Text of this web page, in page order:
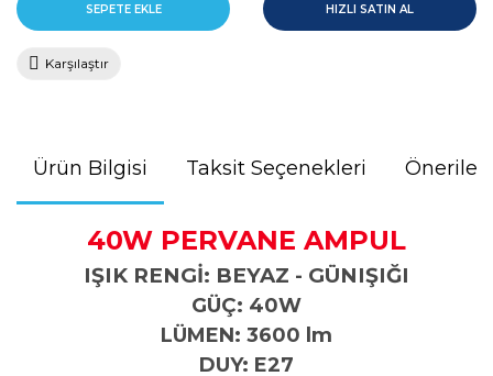
SEPETE EKLE HIZLI SATIN AL
Karşılaştır
Ürün Bilgisi Taksit Seçenekleri
40W PERVANE AMPUL
IŞIK RENGİ: BEYAZ - GÜNIŞIĞI
GÜÇ: 40W
LÜMEN: 3600 lm
DUY: E27